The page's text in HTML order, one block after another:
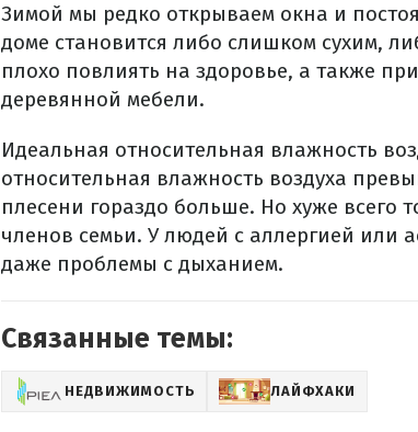
Зимой мы редко открываем окна и
доме становится либо слишком сухим,
плохо повлиять на здоровье, а также
деревянной мебели.
Идеальная относительная влажность
относительная влажность воздуха
плесени гораздо больше. Но хуже всего
членов семьи. У людей с аллергией или
даже проблемы с дыханием.
Связанные темы:
НЕДВИЖИМОСТЬ ЛАЙФХАКИ